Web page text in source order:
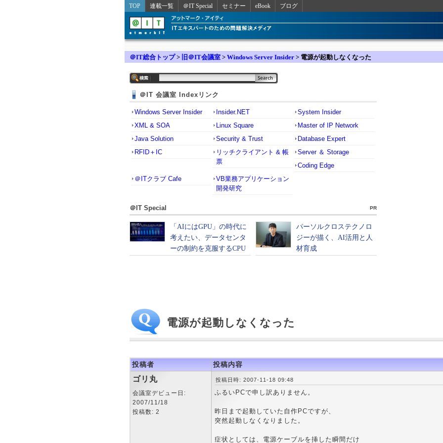
TOP 連載一覧 ＠IT Special セミナー eBook ブログ
＠IT総合トップ> 旧＠IT会議室 > Windows Server Insider > 電源が起動しなくなった
＠IT 会議室 Indexリンク
Windows Server Insider Insider.NET
System Insider
XML & SOA
Linux Square
Master of IP Network
Java Solution
Security & Trust
Database Expert
RFID＋IC
リッチクライアント & 帳
票
Server ＆ Storage
Coding Edge
＠ITクラブ Cafe
VB業務アプリケーション
開発研究
＠IT Special PR
電源が起動しなくなった
投稿者 投稿内容
ゴリ丸
会議室デビュー日:
2007/11/18
投稿数: 2
投稿日時: 2007-11-18 09:48
ふるいPCで申し訳ありません。
昨日まで起動していた自作PCですが、
突然起動しなくなりました。
症状としては、電源ケーブルを挿した瞬間だけ